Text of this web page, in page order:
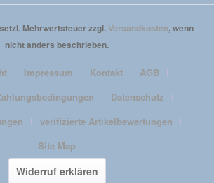
Mehrwertsteuer zzgl.Versandkosten, wenn
nicht anders beschrieben.
Impressum Kontakt
AGB
Datenschutz
verifizierte Artikelbewertungen
Site Map
Widerruf erklären